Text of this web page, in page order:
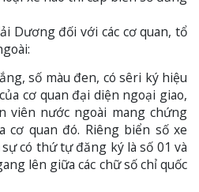
Dương đối với các cơ quan, tổ
số màu đen, có sêri ký hiệu
cơ quan đại diện ngoại giao,
viên nước ngoài mang chứng
cơ quan đó. Riêng biển số xe
có thứ tự đăng ký là số 01 và
lên giữa các chữ số chỉ quốc